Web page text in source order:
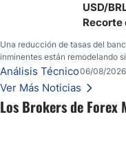
Los Brokers de Forex
USD/
Recorte
Una reducción de tasas del
inminentes están remodelando
Una reducción de tasas por
inminentes están remodelando
Esto es lo que los traders están
Análisis Técnico06/08/2026
Ver Más Noticias